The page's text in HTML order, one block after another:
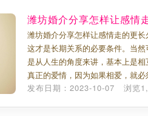
潍坊婚介分享怎样让感情
潍坊婚介分享怎样让感情走的更
这才是长期关系的必要条件。当
是从人生的角度来讲，基本上是
真正的爱情，因为如果相爱，就
发布日期：2023-10-07 浏览